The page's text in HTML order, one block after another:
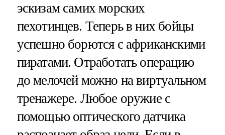
эскизам самих морских
пехотинцев. Теперь в них бойцы
успешно борются с африканскими
пиратами. Отработать операцию
до мелочей можно на виртуальном
тренажере. Любое оружие с
помощью оптического датчика